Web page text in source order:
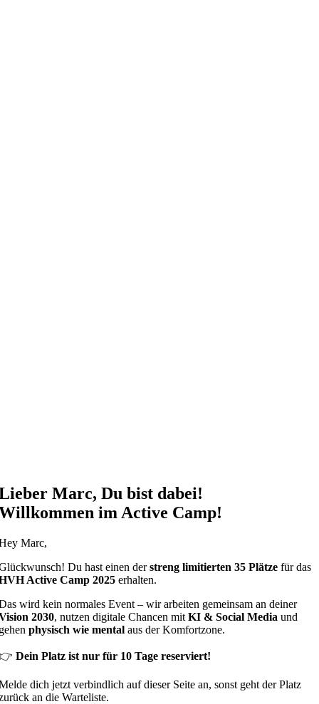
Marc, Du bist dabei!
im Active Camp!
Marc,
Du hast einen derstreng limitierten 35 Plätze für das
Active Camp 2025 erhalten.
wird kein normales Event – wir arbeiten gemeinsam an deiner
2030, nutzen digitale Chancen mit KI & Social Media und
physisch wie mental aus der Komfortzone.
Dein Platz ist nur für 10 Tage reserviert!
dich jetzt verbindlich auf dieser Seite an, sonst geht der Platz
an die Warteliste.